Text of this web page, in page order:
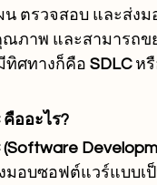
น ตรวจสอบ และส่ง
ภาพ และสามารถข
ทิศทางก็คือ SDLC หรื
คืออะไร?
(Software
มอบซอฟต์แวร์แบบ